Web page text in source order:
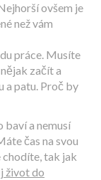
ovšem je
než vám
práce. Musíte
začít a
a patu. Proč by
baví a nemusí
čas na svou
chodíte, tak jak
život do